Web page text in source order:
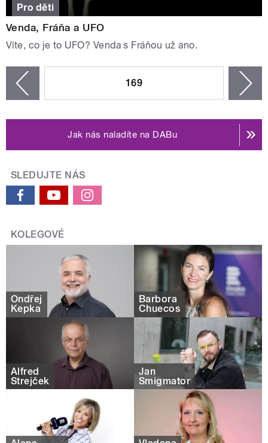
Pro děti
Venda, Fráňa a UFO
Víte, co je to UFO? Venda s Fráňou už ano.
169
Jak nás naladíte na DABu
SLEDUJTE NÁS
KOLEGOVÉ
Ondřej
Kepka
Barbora
Chuecos
Alfred
Strejček
Jan
Smigmator